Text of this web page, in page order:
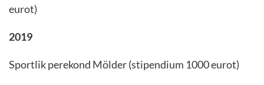
eurot)
2019
Sportlik perekond Mölder (stipendium 1000 eurot)